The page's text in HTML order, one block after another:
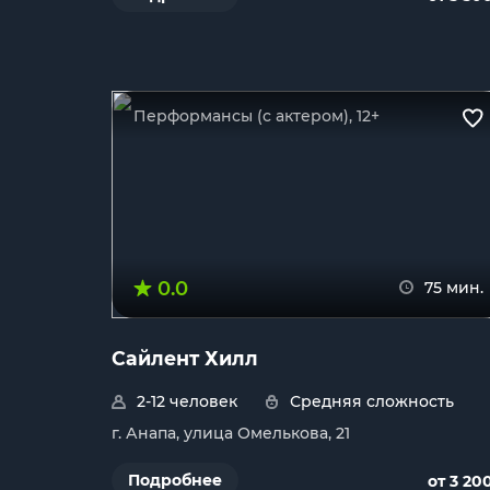
Перформансы (с актером), 12+
0.0 75 мин.
Сайлент Хилл
2-12 человек
Средняя сложность
г. Анапа, улица Омелькова, 21
Подробнее от 3